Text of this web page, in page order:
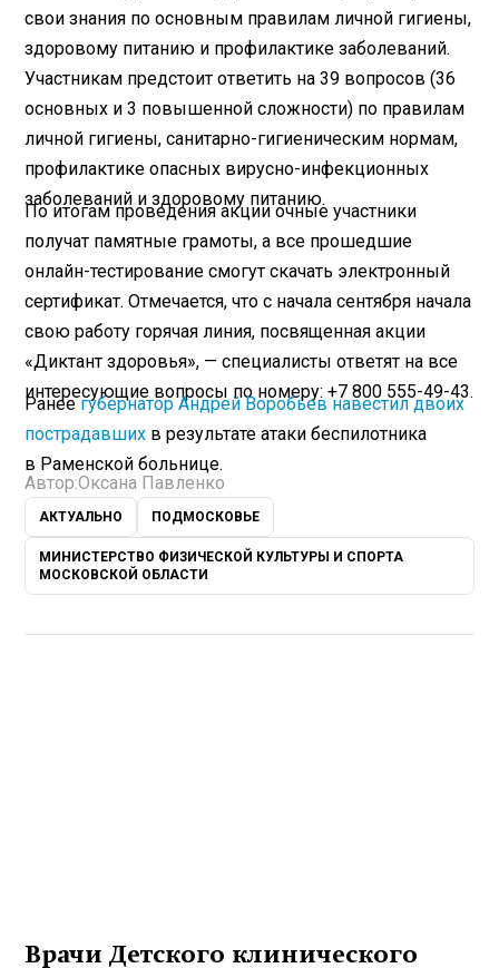
свои знания по основным правилам личной гигиены,
здоровому питанию и профилактике заболеваний.
Участникам предстоит ответить на 39 вопросов (36
основных и 3 повышенной сложности) по правилам
личной гигиены, санитарно-гигиеническим нормам,
профилактике опасных вирусно-инфекционных
заболеваний и здоровому питанию.
​По итогам проведения акции очные участники
получат памятные грамоты, а все прошедшие
онлайн-тестирование смогут скачать электронный
сертификат. Отмечается, что с начала сентября начала
свою работу горячая линия, посвященная акции
«Диктант здоровья», — специалисты ответят на все
интересующие вопросы по номеру: +7 800 555-49-43.
Ранеегубернатор Андрей Воробьев навестил двоих
пострадавших в результате атаки беспилотника
в Раменской больнице.
Автор:Оксана Павленко
АКТУАЛЬНО ПОДМОСКОВЬЕ
МИНИСТЕРСТВО ФИЗИЧЕСКОЙ КУЛЬТУРЫ И СПОРТА
МОСКОВСКОЙ ОБЛАСТИ
Врачи Детского клинического